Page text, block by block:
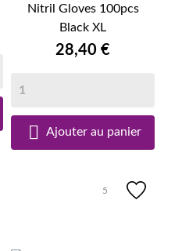
Nitril Gloves 100pcs
Black XL
28,40 €
 Ajouter au panier
5